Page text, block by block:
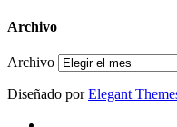
Archivo
Archivo
Diseñado porElegant